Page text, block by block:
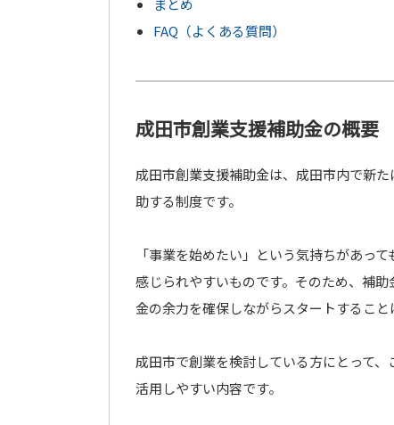
まとめ
FAQ（よくある質問）
成田市創業支援補助金の概要
成田市創業支援補助金は、成田市内で新
助する制度です。
「事業を始めたい」という気持ちがあっ
感じられやすいものです。そのため、補
金の余力を確保しながらスタートすること
成田市で創業を検討している方にとって
活用しやすい内容です。